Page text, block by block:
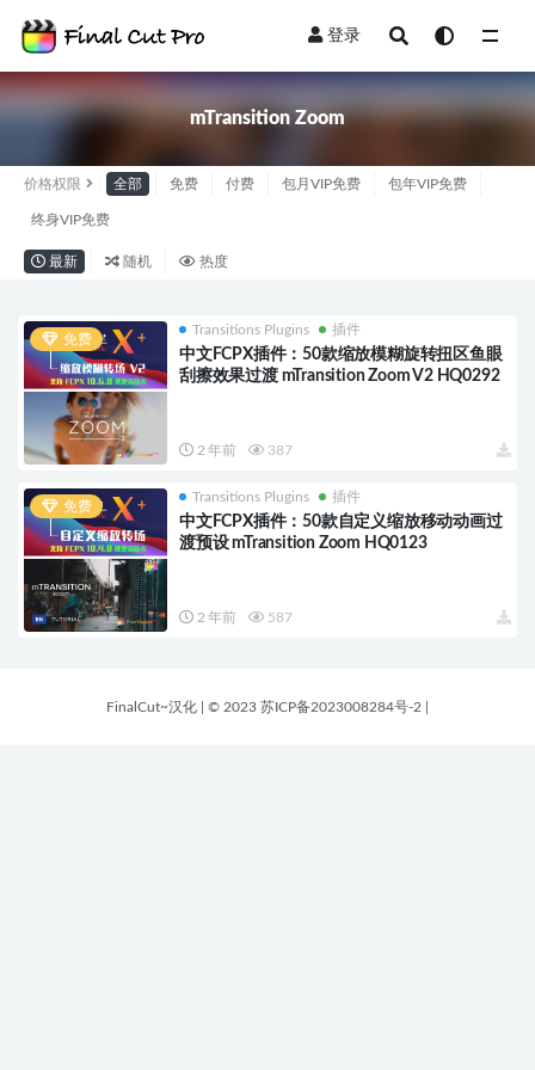
登录
mTransition Zoom
价格权限 全部 免费 付费 包月VIP免费 包年VIP免费
终身VIP免费
最新 随机 热度
免费
Transitions Plugins 插件
中文FCPX插件：50款缩放模糊旋转扭区鱼眼
刮擦效果过渡 mTransition Zoom V2 HQ0292
2 年前 387
免费
Transitions Plugins 插件
中文FCPX插件：50款自定义缩放移动动画过
渡预设 mTransition Zoom HQ0123
2 年前 587
FinalCut~汉化 © 2023 苏ICP备2023008284号-2